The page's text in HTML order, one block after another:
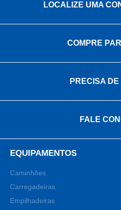
LOCALIZE UMA
COMPRE
PRECISA
FALE
EQUIPAMENTOS
Caminhões
Carregadeiras
Empilhadeiras